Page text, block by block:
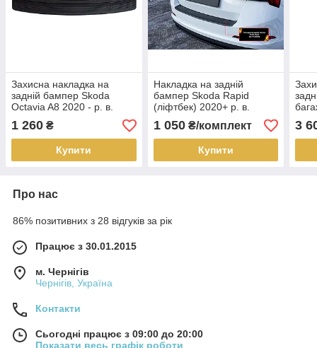
Захисна накладка на
задній бампер Skoda
Octavia A8 2020 - р. в.
Шкода Октавіа А8
1 260 ₴
Купити
Накладка на задній
бампер Skoda Rapid
(ліфтбек) 2020+ р. в.
Шкода Рапід
1 050₴/комплект
Купити
3
Про нас
86% позитивних з 28 відгуків за рік
Працює з 30.01.2015
м. Чернігів
Чернігів, Україна
Контакти
Сьогодні працює з 09:00 до 20:00
Показати весь графік роботи